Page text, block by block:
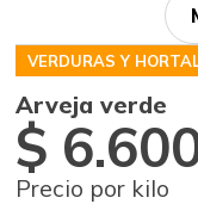
VERDURAS Y
Arveja verde
$
Precio por kilo